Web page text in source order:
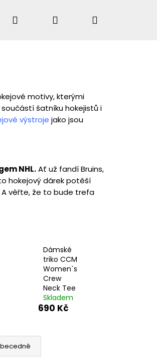
Přihlášení
motivy, kterými
šatníku hokejistů i
výstroje jako jsou
NHL.Ať už fandí Bruins,
hokejový dárek potěší
věřte, že to bude trefa
Dámské
triko CCM
Women´s
Crew
Neck Tee
Skladem
690 Kč